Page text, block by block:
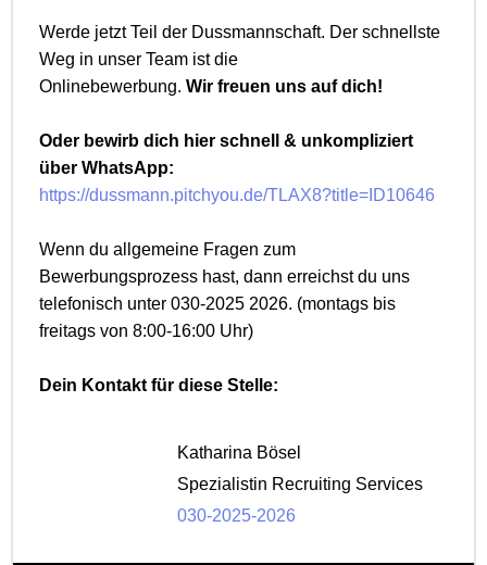
Werde jetzt Teil der Dussmannschaft. Der schnellste
Weg in unser Team ist die
Onlinebewerbung. Wir freuen uns auf dich!
Oder bewirb dich hier schnell & unkompliziert
über WhatsApp:
https://dussmann.pitchyou.de/TLAX8?title=ID10646
Wenn du allgemeine Fragen zum
Bewerbungsprozess hast, dann erreichst du uns
telefonisch unter 030-2025 2026. (montags bis
freitags von 8:00-16:00 Uhr)
Dein Kontakt für diese Stelle:
Katharina Bösel
Spezialistin Recruiting Services
030-2025-2026